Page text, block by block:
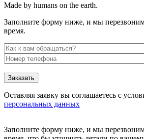
Made by humans on the earth.
Заполните форму ниже, и мы
время.
Заказать
Оставляя заявку вы соглашаетесь с
персональных данных
Заполните форму ниже, и мы